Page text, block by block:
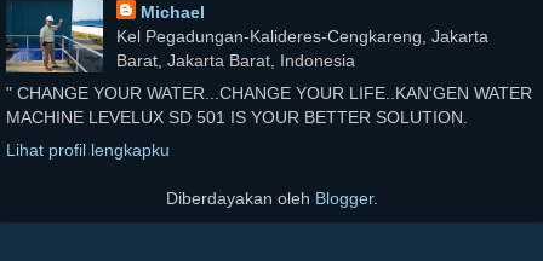
Michael
Kel Pegadungan-Kalideres-Cengkareng, Jakarta
Barat, Jakarta Barat, Indonesia
" CHANGE YOUR WATER...CHANGE YOUR LIFE..KAN'GEN WATER
MACHINE LEVELUX SD 501 IS YOUR BETTER SOLUTION.
Lihat profil lengkapku
Diberdayakan oleh Blogger.